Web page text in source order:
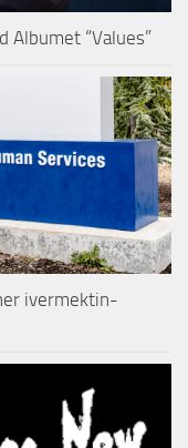
Albumet “Values”
ivermektin-